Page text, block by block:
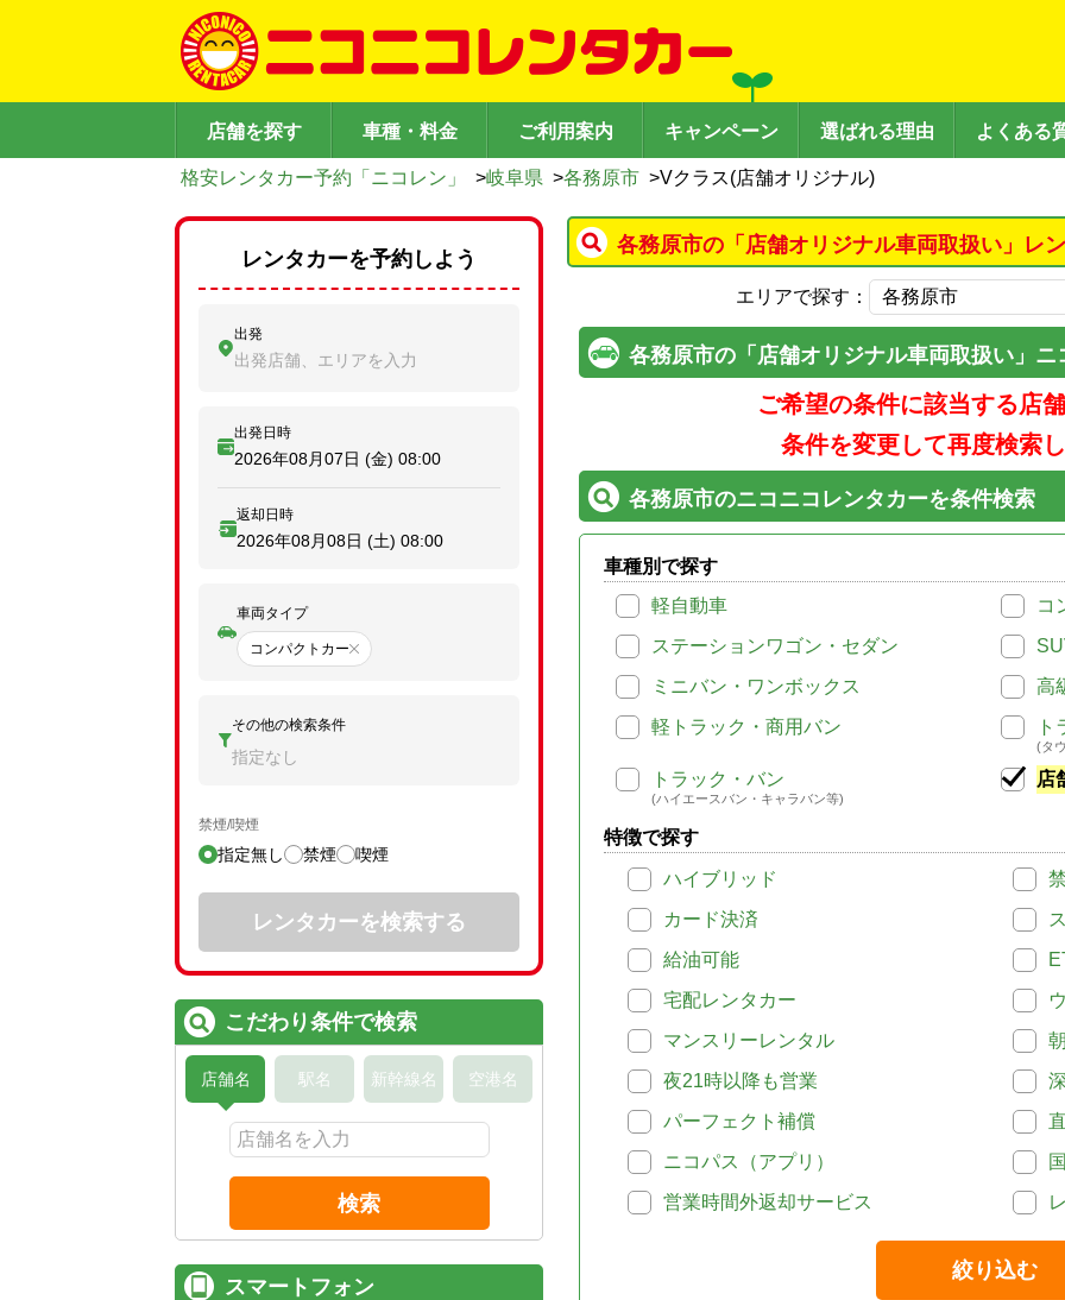
店舗を探す 車種・料金 ご利用案内 キャンペーン 選ばれる理由 よくある
格安レンタカー予約「ニコレン」 >岐阜県 >各務原市 >Vクラス(店舗オリジナル)
各務原市の「店舗オリジナル車両取扱い」レ
エリアで探す：
各務原市の「店舗オリジナル車両取扱い」
ご希望の条件に該当する店
条件を変更して再度検索
各務原市のニコニコレンタカーを条件検索
車種別で探す
軽自動車
コ
ステーションワゴン・セダン
ミニバン・ワンボックス
高
軽トラック・商用バン
ト
(タ
トラック・バン
(ハイエースバン・キャラバン等)
店
特徴で探す
ハイブリッド
カード決済
給油可能
宅配レンタカー
マンスリーレンタル
夜21時以降も営業
パーフェクト補償
ニコパス（アプリ）
営業時間外返却サービス
絞り込む
レンタカーを予約しよう
出発
出発店舗、エリアを入力
出発日時
2026年08月07日 (金) 08:00
返却日時
2026年08月08日 (土) 08:00
車両タイプ
コンパクトカー
その他の検索条件
指定なし
禁煙/喫煙
指定無し 禁煙 喫煙
レンタカーを検索する
こだわり条件で検索
店舗名 駅名 新幹線名 空港名
検索
スマートフォン